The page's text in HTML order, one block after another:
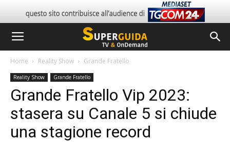
Home Reality Show Grande Fratello
Reality Show Grande Fratello
Grande Fratello Vip 2023:
stasera su Canale 5 si chiude
una stagione record